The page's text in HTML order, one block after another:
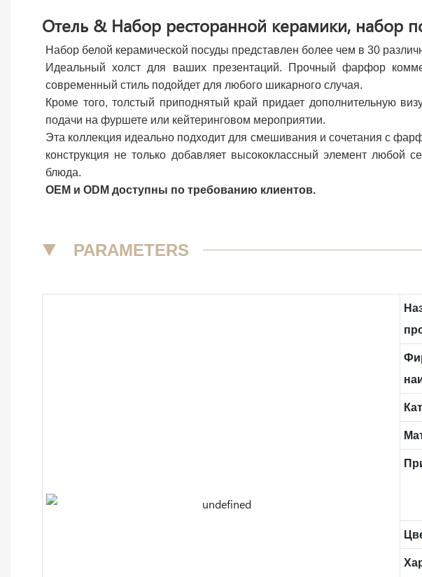
Отель & Набор ресторанной керамики, набор
Набор белой керамической посуды представлен более чем в 30
Идеальный холст для ваших презентаций. Прочный фарфор
современный стиль подойдет для любого шикарного случая.
Кроме того, толстый приподнятый край придает дополнительную
подачи на фуршете или кейтеринговом мероприятии.
Эта коллекция идеально подходит для смешивания и сочетания с
конструкция не только добавляет высококлассный элемент любой
блюда.
OEM и ODM доступны по требованию клиентов.
▼ PARAMETERS